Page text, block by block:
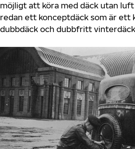
möjligt att köra med däck utan
redan ett konceptdäck som är ett
dubbdäck och dubbfritt